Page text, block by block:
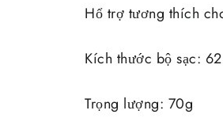
Hổ trợ tương thích
Kích thước bộ sạc:
Trọng lượng: 70g